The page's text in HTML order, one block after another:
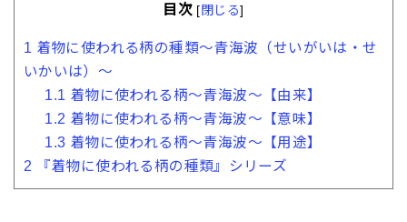
目次 [閉じる]
1 着物に使われる柄の種類〜青海波（せいがいは・せ
いかいは）〜
1.1 着物に使われる柄〜青海波〜【由来】
1.2 着物に使われる柄〜青海波〜【意味】
1.3 着物に使われる柄〜青海波〜【用途】
2 『着物に使われる柄の種類』シリーズ